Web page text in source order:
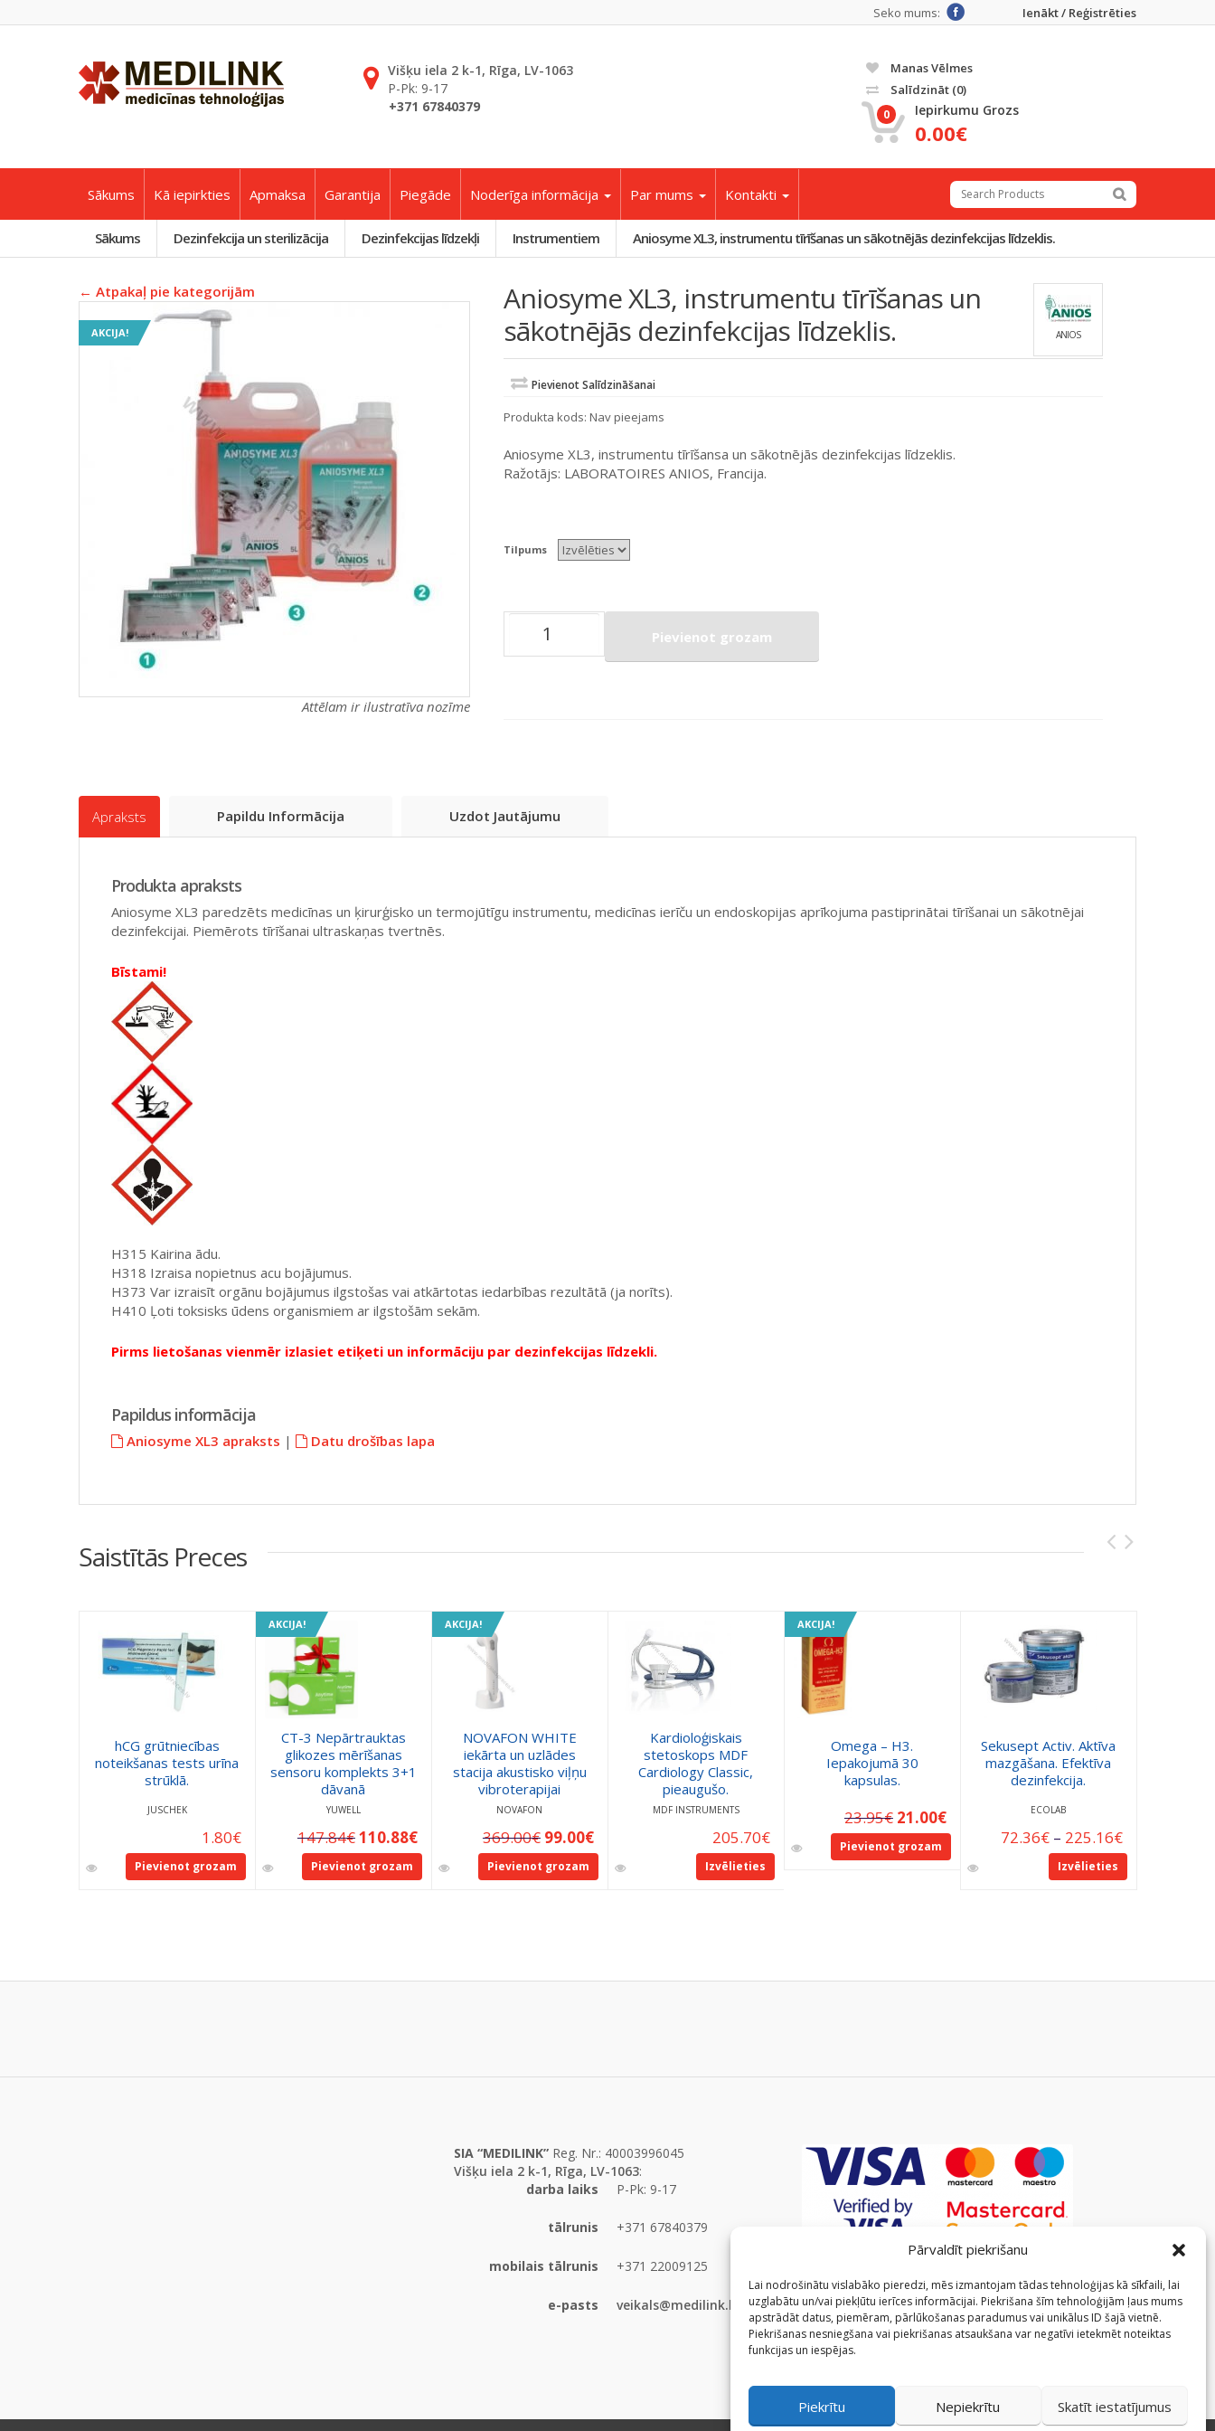
Pārvaldīt piekrišanu
Lai nodrošinātu vislabāko pieredzi, mēs izmantojam tādas tehnoloģijas kā sīkfaili, lai
uzglabātu un/vai piekļūtu ierīces informācijai. Piekrišana šīm tehnoloģijām ļaus mums
apstrādāt datus, piemēram, pārlūkošanas paradumus vai unikālus ID šajā vietnē.
Piekrišanas nesniegšana vai piekrišanas atsaukšana var negatīvi ietekmēt noteiktas
funkcijas un iespējas.
Piekrītu Nepiekrītu Skatīt iestatījumus
Ienākt / Reģistrēties
Seko mums:
Višķu iela 2 k-1, Rīga, LV-1063
P-Pk: 9-17
+371 67840379
Manas Vēlmes
Salīdzināt (0)
0 Iepirkumu Grozs
0.00€
Sākums Kā iepirkties Apmaksa Garantija Piegāde Noderīga informācija Par mums Kontakti
Sākums Dezinfekcija un sterilizācija Dezinfekcijas līdzekļi Instrumentiem Aniosyme XL3, instrumentu tīrīšanas un sākotnējās dezinfekcijas līdzeklis.
← Atpakaļ pie kategorijām
AKCIJA!
Attēlam ir ilustratīva nozīme
Aniosyme XL3, instrumentu tīrīšanas un
sākotnējās dezinfekcijas līdzeklis.
ANIOS
Pievienot Salīdzināšanai
Produkta kods: Nav pieejams
Aniosyme XL3, instrumentu tīrīšansa un sākotnējās dezinfekcijas līdzeklis.
Ražotājs: LABORATOIRES ANIOS, Francija.
Tilpums
Pievienot grozam
Apraksts Papildu Informācija Uzdot Jautājumu
Produkta apraksts
Aniosyme XL3 paredzēts medicīnas un ķirurģisko un termojūtīgu instrumentu, medicīnas ierīču un endoskopijas aprīkojuma pastiprinātai tīrīšanai un sākotnējai
dezinfekcijai. Piemērots tīrīšanai ultraskaņas tvertnēs.
Bīstami!
H315 Kairina ādu.
H318 Izraisa nopietnus acu bojājumus.
H373 Var izraisīt orgānu bojājumus ilgstošas vai atkārtotas iedarbības rezultātā (ja norīts).
H410 Ļoti toksisks ūdens organismiem ar ilgstošām sekām.
Pirms lietošanas vienmēr izlasiet etiķeti un informāciju par dezinfekcijas līdzekli.
Papildus informācija
Aniosyme XL3 apraksts | Datu drošības lapa
Saistītās Preces
hCG grūtniecības
noteikšanas tests urīna
strūklā.
JUSCHEK
1.80€
Pievienot grozam
AKCIJA!
CT-3 Nepārtrauktas
glikozes mērīšanas
sensoru komplekts 3+1
dāvanā
YUWELL
147.84€110.88€
Pievienot grozam
AKCIJA!
NOVAFON WHITE
iekārta un uzlādes
stacija akustisko viļņu
vibroterapijai
NOVAFON
369.00€ 99.00€
Pievienot grozam
Kardioloģiskais
stetoskops MDF
Cardiology Classic,
pieaugušo.
MDF INSTRUMENTS
205.70€
Izvēlieties
AKCIJA!
Omega – H3.
Iepakojumā 30
kapsulas.
23.95€ 21.00€
Pievienot grozam
Sekusept Activ. Aktīva
mazgāšana. Efektīva
dezinfekcija.
ECOLAB
72.36€– 225.16€
Izvēlieties
SIA “MEDILINK” Reg. Nr.: 40003996045
Višķu iela 2 k-1, Rīga, LV-1063:
darba laiks
P-Pk: 9-17
tālrunis +371 67840379
mobilais tālrunis +371 22009125
e-pasts veikals@medilink.lv